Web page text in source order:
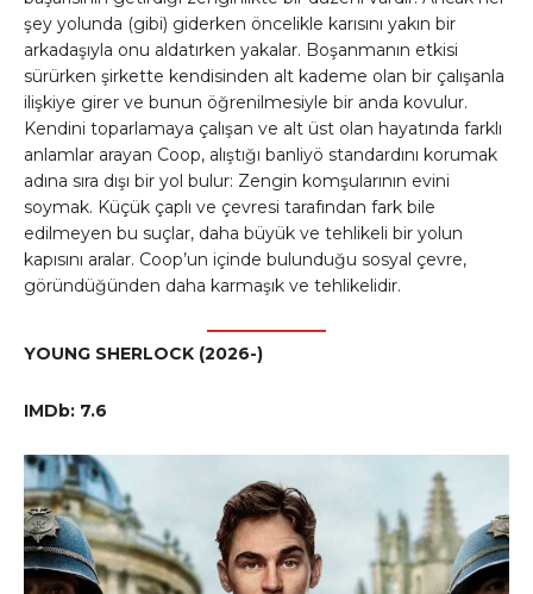
şey yolunda (gibi) giderken öncelikle karısını yakın bir
arkadaşıyla onu aldatırken yakalar. Boşanmanın etkisi
sürürken şirkette kendisinden alt kademe olan bir çalışanla
ilişkiye girer ve bunun öğrenilmesiyle bir anda kovulur.
Kendini toparlamaya çalışan ve alt üst olan hayatında farklı
anlamlar arayan Coop, alıştığı banliyö standardını korumak
adına sıra dışı bir yol bulur: Zengin komşularının evini
soymak. Küçük çaplı ve çevresi tarafından fark bile
edilmeyen bu suçlar, daha büyük ve tehlikeli bir yolun
kapısını aralar. Coop’un içinde bulunduğu sosyal çevre,
göründüğünden daha karmaşık ve tehlikelidir.
YOUNG SHERLOCK (2026-)
IMDb: 7.6